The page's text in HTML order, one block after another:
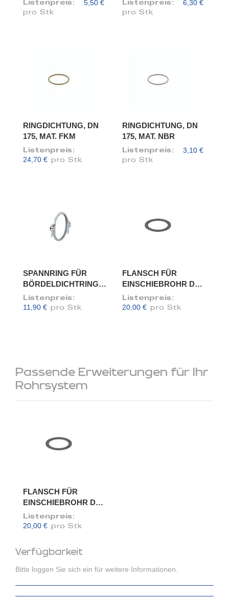
Verfügbarkeit
Bitte loggen Sie sich ein für weitere Informationen.
Listenpreis: 5,50 €
pro Stk
Listenpreis: 6,30 €
pro Stk
RINGDICHTUNG, DN
175, MAT. FKM
Listenpreis:
24,70 € pro Stk
RINGDICHTUNG, DN
175, MAT. NBR
Listenpreis: 3,10 €
pro Stk
SPANNRING FÜR
BÖRDELDICHTRING,
DN 175
Listenpreis:
11,90 € pro Stk
FLANSCH FÜR
EINSCHIEBROHR DN
175/173
Listenpreis:
20,00 € pro Stk
Passende Erweiterungen für Ihr
Rohrsystem
FLANSCH FÜR
EINSCHIEBROHR DN
175/173
Listenpreis:
20,00 € pro Stk